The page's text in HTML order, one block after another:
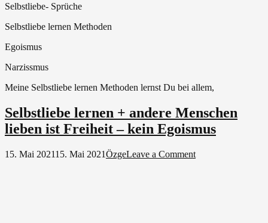
Selbstliebe- Sprüche
Selbstliebe lernen Methoden
Egoismus
Narzissmus
Meine Selbstliebe lernen Methoden lernst Du bei allem,
Selbstliebe lernen + andere Menschen
lieben ist Freiheit – kein Egoismus
15. Mai 202115. Mai 2021ÖzgeLeave a Commenton